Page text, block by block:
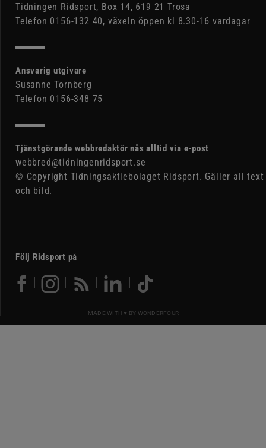
Tidningen Ridsport, Box 14, 619 21 Trosa
Telefon 0156-132 40, växeln öppen kl 8.30-16 vardagar
Ansvarig utgivare
Susanne Tornberg
Telefon 0156-348 75
Tjänstgörande webbredaktör nås alltid via e-post
webbred@tidningenridsport.se
© Copyright Tidningsaktiebolaget Ridsport. Gäller all text
och bild.
Följ Ridsport på
MADE WITH ♥ BY WONDERFOUR